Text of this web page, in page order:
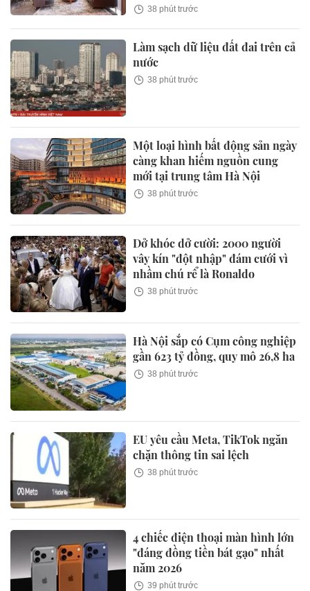
38 phút trước
Làm sạch dữ liệu đất đai trên cả
nước
38 phút trước
Một loại hình bất động sản ngày
càng khan hiếm nguồn cung
mới tại trung tâm Hà Nội
38 phút trước
Dở khóc dở cười: 2000 người
vây kín "đột nhập" đám cưới vì
nhầm chú rể là Ronaldo
38 phút trước
Hà Nội sắp có Cụm công nghiệp
gần 623 tỷ đồng, quy mô 26,8 ha
38 phút trước
EU yêu cầu Meta, TikTok ngăn
chặn thông tin sai lệch
38 phút trước
4 chiếc điện thoại màn hình lớn
"đáng đồng tiền bát gạo" nhất
năm 2026
39 phút trước